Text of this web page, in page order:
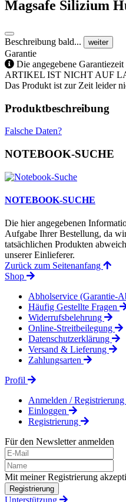
Magsafe Silizium
Beschreibung bald... weiter
Garantie
Die angegebene
ARTIKEL IST NICHT AUF
Das Produkt ist zur Zeit leider
Produktbeschreibung
Falsche Daten?
NOTEBOOK-SUCHE
NOTEBOOK-SUCHE
Die hier angegebenen
Aufgabe Ihrer Bestellung, da
tatsächlichen Produkten
unserer Einlieferer.
Zurück zum Seitenanfang
Shop
Abholservice (Garantie-
Häufig Gestellte Fragen
Widerrufsbelehrung
Online-Streitbeilegung
Datenschutzerklärung
Versand & Lieferung
Zahlungsarten
Profil
Anmelden / Registrierung
Einloggen
Registrierung
Für den Newsletter anmelden
Mit meiner Registrierung
Registrierung